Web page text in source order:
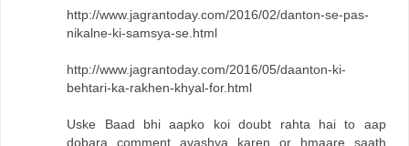
http://www.jagrantoday.com/2016/02/danton-se-pas-
nikalne-ki-samsya-se.html
http://www.jagrantoday.com/2016/05/daanton-ki-
behtari-ka-rakhen-khyal-for.html
Uske Baad bhi aapko koi doubt rahta hai to aap
dobara comment avashya karen or hmaare saath